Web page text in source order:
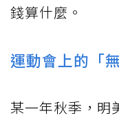
錢算什麼。
運動會上的「
某一年秋季，明